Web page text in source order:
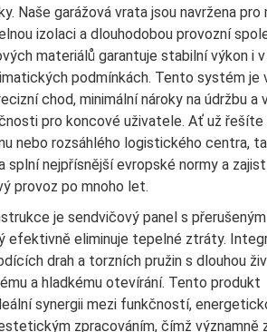
Naše garážová vrata jsou navržena pro
izolaci a dlouhodobou provozní
materiálů garantuje stabilní výkon i v
podmínkách. Tento systém je
chod, minimální nároky na údržbu a
pro koncové uživatele. Ať už
nebo rozsáhlého logistického centra,
splní nejpřísnější evropské normy a
provoz po mnoho let.
je sendvičový panel s
efektivně eliminuje tepelné ztráty.
drah a torzních pružin s dlouhou
a hladkému otevírání. Tento produkt
synergii mezi funkčností,
zpracováním, čímž významně